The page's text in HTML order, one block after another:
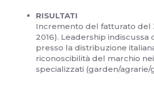
RISULTATI
Incremento del fatturato del
2016). Leadership
presso la distribuzione
riconoscibilità del marchio
specializzati (garden/agrarie/